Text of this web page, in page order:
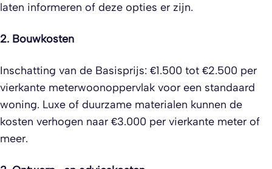
laten informeren of deze opties er zijn.
2. Bouwkosten
Inschatting van de Basisprijs: €1.500 tot €2.500 per
vierkante meterwoonoppervlak voor een standaard
woning. Luxe of duurzame materialen kunnen de
kosten verhogen naar €3.000 per vierkante meter of
meer.